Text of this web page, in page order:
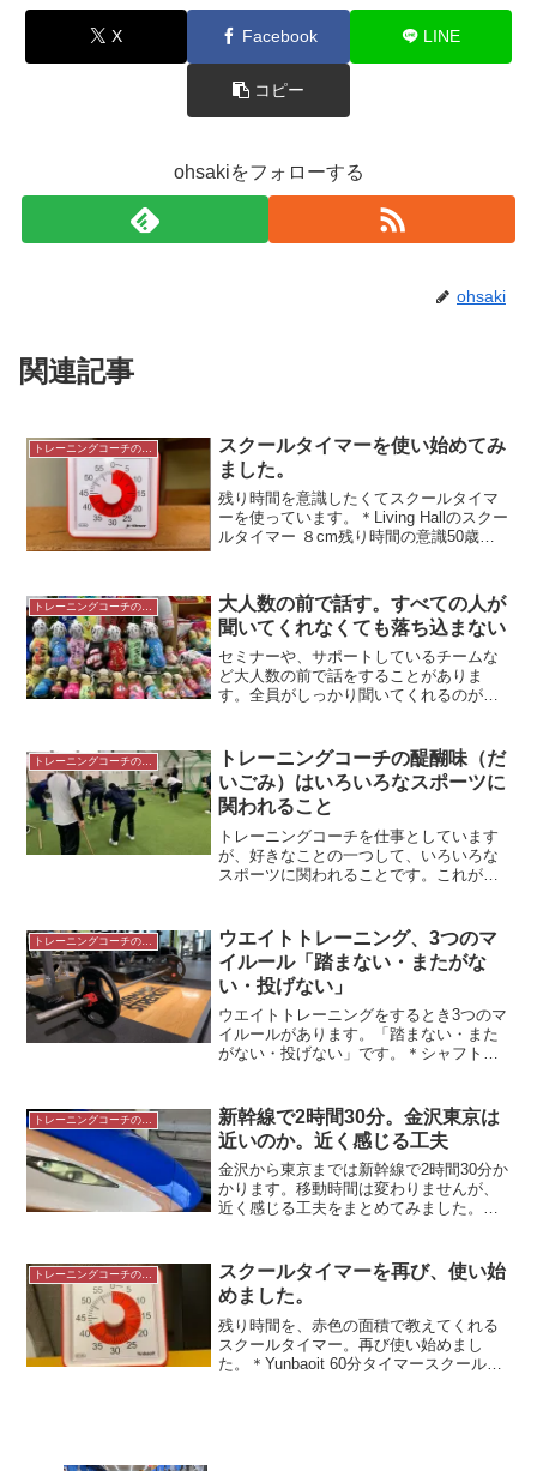
X Facebook LINE
コピー
ohsakiをフォローする
ohsaki
関連記事
スクールタイマーを使い始めてみ
ました。
残り時間を意識したくてスクールタイマ
ーを使っています。＊Living Hallのスクー
ルタイマー ８cm残り時間の意識50歳を
18646日目80歳まで生きるとして残りあ...
トレーニングコーチの生き方
大人数の前で話す。すべての人が
聞いてくれなくても落ち込まない
セミナーや、サポートしているチームな
ど大人数の前で話をすることがありま
す。全員がしっかり聞いてくれるのが理
縄 国際通りにて人の前で話すこと人の
前で話すことは楽しいことで...
トレーニングコーチの生き方
トレーニングコーチの醍醐味（だ
いごみ）はいろいろなスポーツに
関われること
トレーニングコーチを仕事としています
が、好きなことの一つして、いろいろな
スポーツに関われることです。これが醍
フォームチェック午前と午後のサポート
先日、久しぶりに午前と午...
ウエイトトレーニング、3つのマ
イルール「踏まない・またがな
い・投げない」
ウエイトトレーニングをするとき3つのマ
イルールがあります。「踏まない・また
がない・投げない」です。＊シャフトと
とを守っています。3つのマイルールで
す。（選手や生徒に...
トレーニングコーチの生き方
新幹線で2時間30分。金沢東京は
近いのか。近く感じる工夫
金沢から東京までは新幹線で2時間30分か
かります。移動時間は変わりませんが、
近く感じる工夫をまとめてみました。＊
東京に行きます。セミナーに参加するの
が主な目的です。...
トレーニングコーチの生き方
スクールタイマーを再び、使い始
めました。
残り時間を、赤色の面積で教えてくれる
スクールタイマー。再び使い始めまし
た。＊Yunbaoit 60分タイマースクールタ